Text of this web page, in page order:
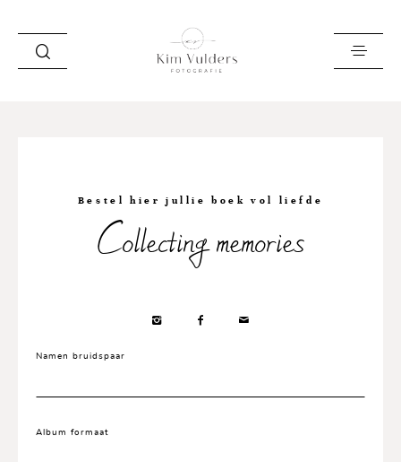
OVER MIJ
VERHALEN
Bestel hier jullie boek vol liefde
Collecting memories
Namen bruidspaar
Album formaat